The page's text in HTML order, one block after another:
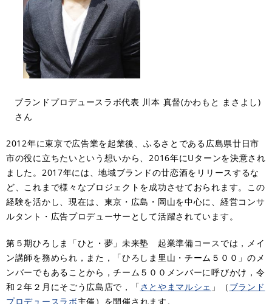
ブランドプロデュースラボ代表 川本 真督(かわもと まさよし)
さん
2012年に東京で広告業を起業後、ふるさとである広島県廿日市
市の役に立ちたいという想いから、2016年にUターンを決意され
ました。2017年には、地域ブランドの廿恋酒をリリースするな
ど、これまで様々なプロジェクトを成功させておられます。この
経験を活かし、現在は、東京・広島・岡山を中心に、経営コンサ
ルタント・広告プロデューサーとして活躍されています。
第５期ひろしま「ひと・夢」未来塾 起業準備コースでは，メイ
ン講師を務められ，また，「ひろしま里山・チーム５００」のメ
ンバーでもあることから，チーム５００メンバーに呼びかけ，令
和２年２月にそごう広島店で，「さとやまマルシェ 」（ ブランド
プロデュースラボ主催）を開催されます。